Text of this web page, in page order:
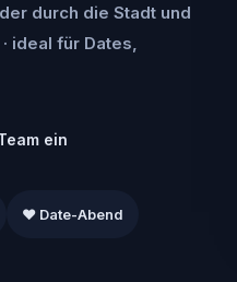
durch die Stadt und
ideal für Dates,
ein
❤️ Date-Abend